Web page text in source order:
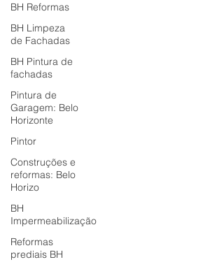
BH Reformas
BH Limpeza
de Fachadas
BH Pintura de
fachadas
Pintura de
Garagem: Belo
Horizonte
Pintor
Construções e
reformas: Belo
Horizo
BH
Impermeabilização
Reformas
prediais BH
total da f